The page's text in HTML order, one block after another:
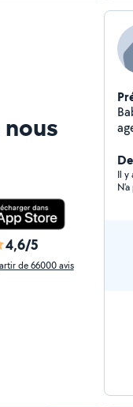
4,6/5
de 66000 avis
Il y